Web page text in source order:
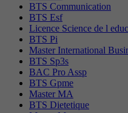
BTS Communication
BTS Esf
Licence Science de l
BTS Pi
Master International
BTS Sp3s
BAC Pro Assp
BTS Gpme
Master MA
BTS Dietetique